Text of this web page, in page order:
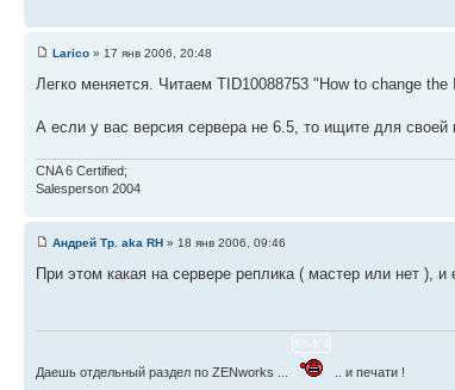
Larico » 17 янв 2006, 20:48
Легко меняется. Читаем TID10088753 "How to change
А если у вас версия сервера не 6.5, то ищите для своей
CNA 6 Certified;
Salesperson 2004
Андрей Тр. aka RH » 18 янв 2006, 09:46
При этом какая на сервере реплика ( мастер или нет ),
Даешь отдельный раздел по ZENworks ... .. и печати !